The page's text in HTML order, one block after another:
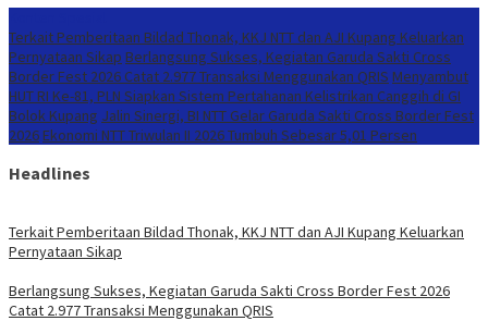
Terkait Pemberitaan Bildad Thonak, KKJ NTT dan AJI Kupang Keluarkan
Pernyataan Sikap Berlangsung Sukses, Kegiatan Garuda Sakti Cross
Border Fest 2026 Catat 2.977 Transaksi Menggunakan QRIS Menyambut
HUT RI Ke-81, PLN Siapkan Sistem Pertahanan Kelistrikan Canggih di GI
Bolok Kupang Jalin Sinergi, BI NTT Gelar Garuda Sakti Cross Border Fest
2026 Ekonomi NTT Triwulan II 2026 Tumbuh Sebesar 5,01 Persen
Headlines
Terkait Pemberitaan Bildad Thonak, KKJ NTT dan AJI Kupang Keluarkan
Pernyataan Sikap
Berlangsung Sukses, Kegiatan Garuda Sakti Cross Border Fest 2026
Catat 2.977 Transaksi Menggunakan QRIS